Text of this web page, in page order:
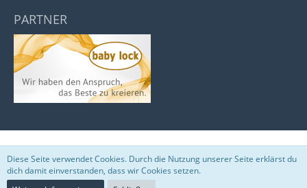
PARTNER
Marktplatz, entwickelt vonwww.viecode.com
Community-Software:WoltLab Suite™
Diese Seite verwendet Cookies. Durch die Nutzung unserer Seite erklärst du
dich damit einverstanden, dass wir Cookies setzen.